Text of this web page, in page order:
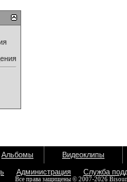
Альбомы Видеоклипы
Администрация Служба
Все права защищены © 2007-2026